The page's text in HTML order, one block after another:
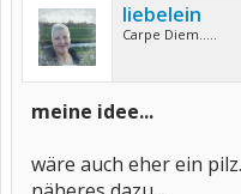
liebelein
Carpe Diem.....
meine idee...
wäre auch eher ein